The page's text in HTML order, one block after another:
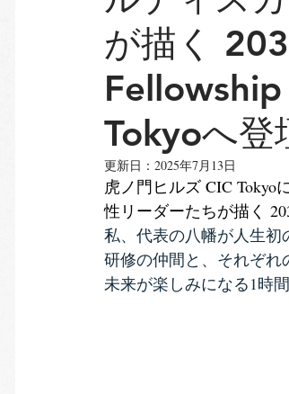
が描く
Tokyoへ登
更新日： 2025年7月13日
虎ノ門ヒルズ CIC Tokyo
性リーダーたちが描く
私、代表の八幡が人生初
研修の仲間と、それぞれ
未来が楽しみになる1時間